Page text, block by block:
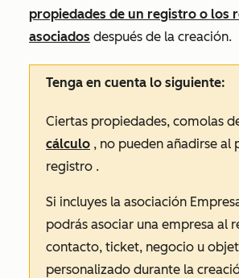
propiedades de un registro o los
asociados después de la creación.
Tenga en cuenta lo siguiente:
Ciertas propiedades, comolas
cálculo , no pueden añadirse al
registro .
Si incluyes la asociación
podrás asociar una empresa al
contacto, ticket, negocio u
personalizado durante la